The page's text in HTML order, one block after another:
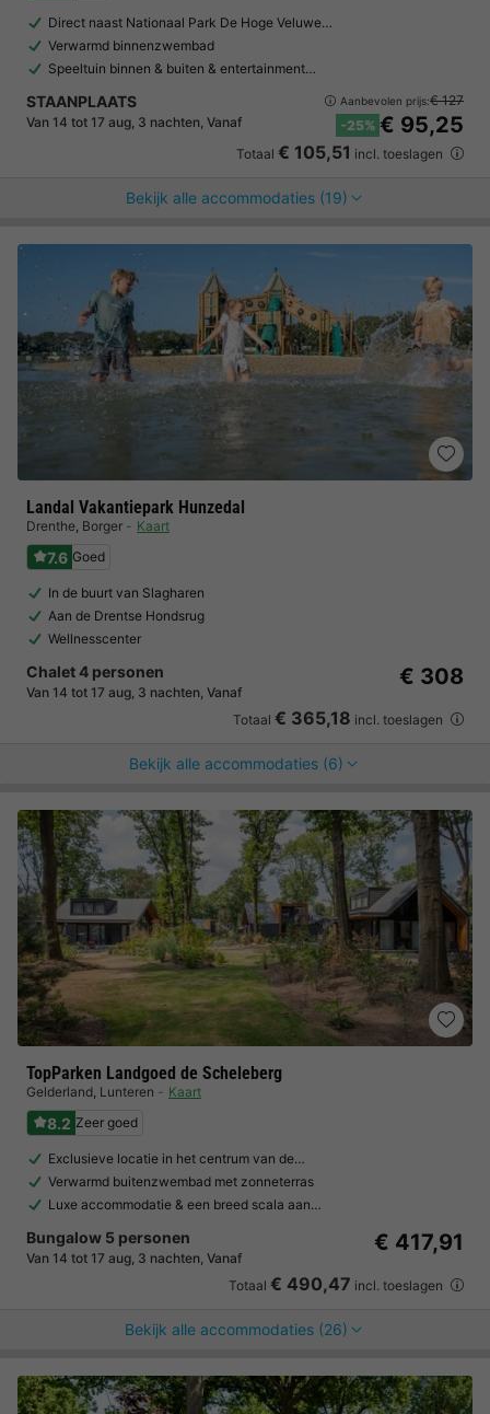
Direct naast Nationaal Park De Hoge Veluwe…
Verwarmd binnenzwembad
Speeltuin binnen & buiten & entertainment…
STAANPLAATS
Van 14 tot 17 aug, 3 nachten, Vanaf
Aanbevolen prijs:€ 127
-25% € 95,25
Totaal € 105,51 incl. toeslagen
Bekijk alle accommodaties (19)
Landal Vakantiepark Hunzedal
Drenthe, Borger Kaart
7.6 Goed
In de buurt van Slagharen
Aan de Drentse Hondsrug
Wellnesscenter
Chalet 4 personen
Van 14 tot 17 aug, 3 nachten, Vanaf
€ 308
Totaal € 365,18 incl. toeslagen
Bekijk alle accommodaties (6)
TopParken Landgoed de Scheleberg
Gelderland, Lunteren Kaart
8.2 Zeer goed
Exclusieve locatie in het centrum van de…
Verwarmd buitenzwembad met zonneterras
Luxe accommodatie & een breed scala aan…
Bungalow 5 personen
Van 14 tot 17 aug, 3 nachten, Vanaf
€ 417,91
Totaal € 490,47 incl. toeslagen
Bekijk alle accommodaties (26)